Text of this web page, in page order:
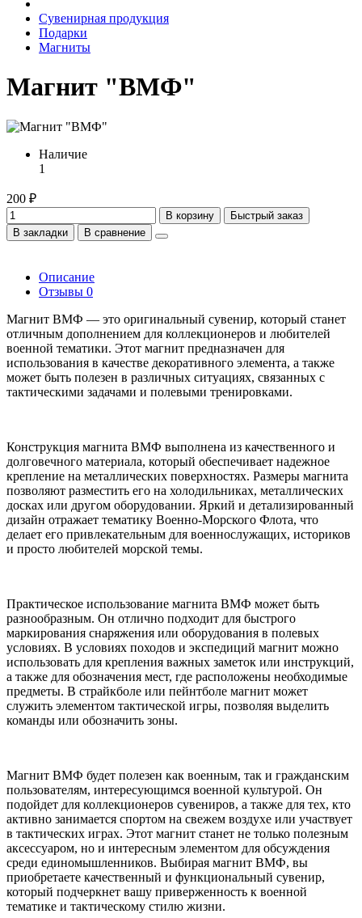
Сувенирная продукция
Подарки
Магниты
Магнит "ВМФ"
Наличие
1
200 ₽
В корзину
Быстрый заказ
В закладки
В сравнение
Описание
Отзывы 0
Магнит ВМФ — это оригинальный сувенир, который станет
отличным дополнением для коллекционеров и любителей
военной тематики. Этот магнит предназначен для
использования в качестве декоративного элемента, а также
может быть полезен в различных ситуациях, связанных с
тактическими задачами и полевыми тренировками.
Конструкция магнита ВМФ выполнена из качественного и
долговечного материала, который обеспечивает надежное
крепление на металлических поверхностях. Размеры магнита
позволяют разместить его на холодильниках, металлических
досках или другом оборудовании. Яркий и детализированный
дизайн отражает тематику Военно-Морского Флота, что
делает его привлекательным для военнослужащих, историков
и просто любителей морской темы.
Практическое использование магнита ВМФ может быть
разнообразным. Он отлично подходит для быстрого
маркирования снаряжения или оборудования в полевых
условиях. В условиях походов и экспедиций магнит можно
использовать для крепления важных заметок или инструкций,
а также для обозначения мест, где расположены необходимые
предметы. В страйкболе или пейнтболе магнит может
служить элементом тактической игры, позволяя выделить
команды или обозначить зоны.
Магнит ВМФ будет полезен как военным, так и гражданским
пользователям, интересующимся военной культурой. Он
подойдет для коллекционеров сувениров, а также для тех, кто
активно занимается спортом на свежем воздухе или участвует
в тактических играх. Этот магнит станет не только полезным
аксессуаром, но и интересным элементом для обсуждения
среди единомышленников. Выбирая магнит ВМФ, вы
приобретаете качественный и функциональный сувенир,
который подчеркнет вашу приверженность к военной
тематике и тактическому стилю жизни.